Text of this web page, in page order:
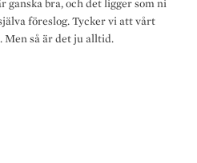
bra, och det ligger som ni
föreslog. Tycker vi att vårt
Men så är det ju alltid.